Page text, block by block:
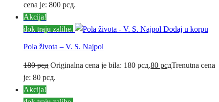
cena je: 800 рсд.
Akcija!
dok traju zalihe.
Dodaj u korpu
Pola života – V. S. Najpol
180рсд Originalna cena je bila: 180 рсд.80 рсдTrenutna cena
je: 80 рсд.
Akcija!